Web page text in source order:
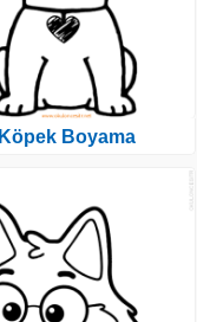
Köpek Boyama